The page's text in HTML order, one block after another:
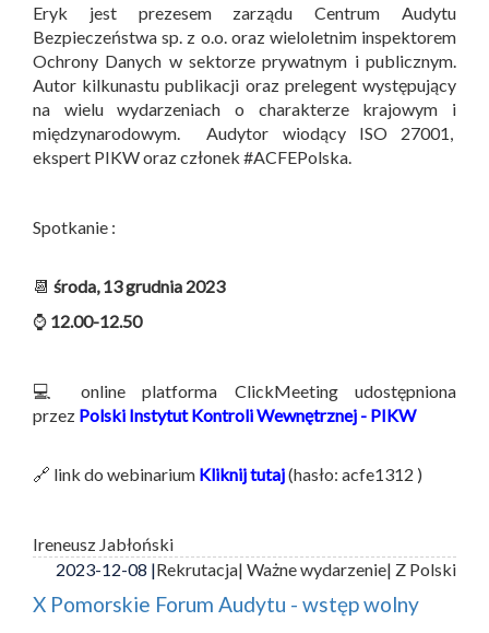
Eryk jest prezesem zarządu Centrum Audytu
Bezpieczeństwa sp. z o.o. oraz wieloletnim inspektorem
Ochrony Danych w sektorze prywatnym i publicznym.
Autor kilkunastu publikacji oraz prelegent występujący
na wielu wydarzeniach o charakterze krajowym i
międzynarodowym. Audytor wiodący ISO 27001,
ekspert PIKW oraz członek #ACFEPolska.
Spotkanie :
📆 środa, 13 grudnia 2023
⌚ 12.00-12.50
💻 online platforma ClickMeeting udostępniona
przez Polski Instytut Kontroli Wewnętrznej - PIKW
🔗 link do webinarium Kliknij tutaj(hasło: acfe1312 )
Ireneusz Jabłoński
2023-12-08 |Rekrutacja| Ważne wydarzenie| Z Polski
X Pomorskie Forum Audytu - wstęp wolny